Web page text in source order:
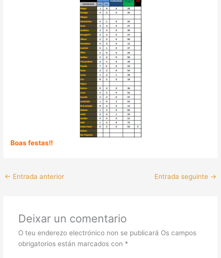
Boas festas!!
← Entrada anterior Entrada seguinte →
Deixar un comentario
O teu enderezo electrónico non se publicará Os campos
obrigatorios están marcados con *